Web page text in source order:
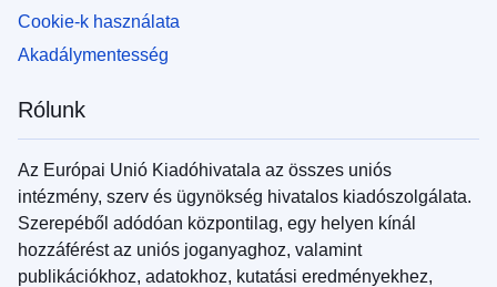
Cookie-k használata
Akadálymentesség
Rólunk
Az Európai Unió Kiadóhivatala az összes uniós
intézmény, szerv és ügynökség hivatalos kiadószolgálata.
Szerepéből adódóan központilag, egy helyen kínál
hozzáférést az uniós joganyaghoz, valamint
publikációkhoz, adatokhoz, kutatási eredményekhez,